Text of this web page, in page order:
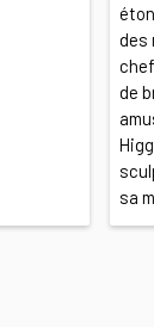
des
de
sa